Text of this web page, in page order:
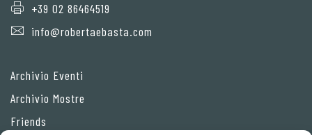
+39 02 86464519
info@robertaebasta.com
Archivio Eventi
Archivio Mostre
Friends